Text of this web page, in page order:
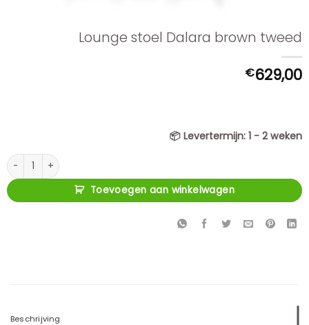
Lounge stoel Dalara brown tweed
€629,00
📦 Levertermijn: 1 - 2 weken
Lounge stoel Dalara brown tweed aantal
Toevoegen aan winkelwagen
Beschrijving